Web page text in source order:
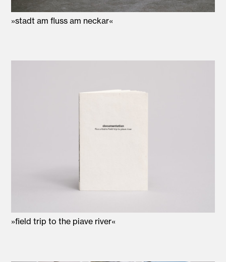
»stadt am fluss am neckar«
»field trip to the piave river«